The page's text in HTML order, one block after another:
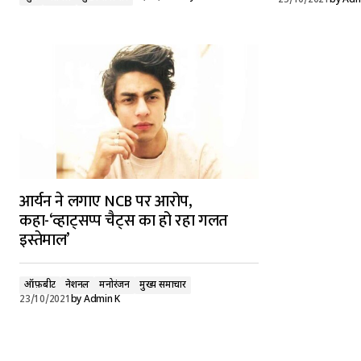
आर्यन ने लगाए NCB पर आरोप,
कहा-‘व्हाट्सप्प चैट्स का हो रहा गलत
इस्तेमाल’
ऑफ़बीट नेशनल मनोरंजन
मुख्य समाचार
23/10/2021byAdmin K